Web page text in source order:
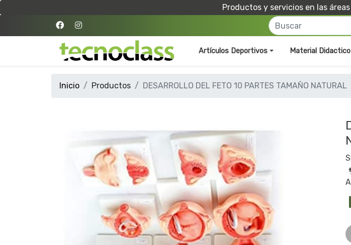
Productos y servicios en las
Artículos Deportivos Material Didactico
Inicio Productos DESARROLLO DEL FETO 10 PARTES TAMAÑO NATURAL